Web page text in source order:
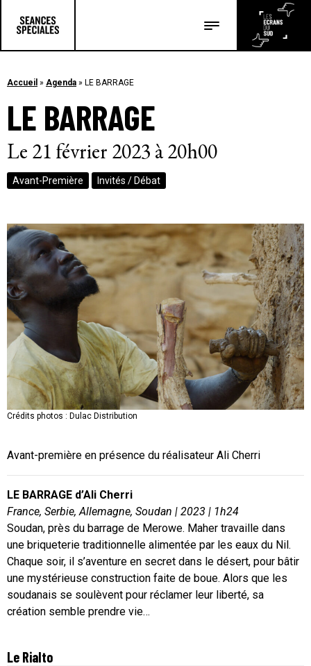
Les articles
Accueil » Agenda » LE BARRAGE
LE BARRAGE
Le 21 février 2023 à 20h00
Avant-Première Invités / Débat
Crédits photos : Dulac Distribution
Crédits photos : Dulac Distribution
Avant-première en présence du réalisateur Ali Cherri
LE BARRAGE d’Ali Cherri
France, Serbie, Allemagne, Soudan | 2023 | 1h24
Soudan, près du barrage de Merowe. Maher travaille dans
une briqueterie traditionnelle alimentée par les eaux du Nil.
Chaque soir, il s’aventure en secret dans le désert, pour bâtir
une mystérieuse construction faite de boue. Alors que les
soudanais se soulèvent pour réclamer leur liberté, sa
création semble prendre vie…
Le Rialto